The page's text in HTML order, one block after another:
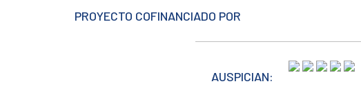
PROYECTO COFINANCIADO POR
AUSPICIAN: